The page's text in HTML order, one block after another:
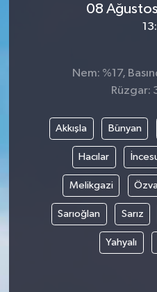
08
Nem: %17,
Rüzgar:
Akkışla Bünyan
Hacılar
Melikgazi
Sarıoğlan Sarız
Yahyalı